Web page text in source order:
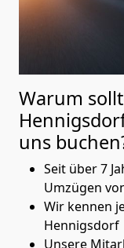
Warum
uns
Seit über 7
Umzügen
Wir kennen
Hennigsdorf
Unsere